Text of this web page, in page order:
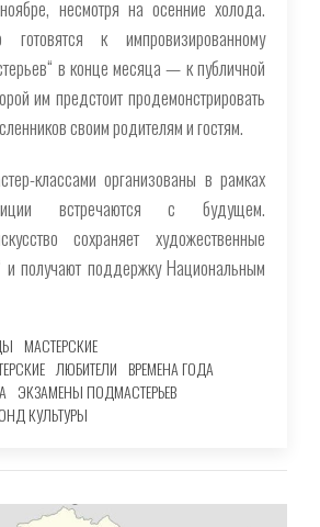
несмотря на осенние холода.
готовятся к импровизированному
в конце месяца — к публичной
им предстоит продемонстрировать
своим родителям и гостям.
классами организованы в рамках
встречаются с будущем.
сохраняет художественные
получают поддержку Национальным
МАСТЕРСКИЕ
ЛЮБИТЕЛИ ВРЕМЕНА ГОДА
ЭКЗАМЕНЫ ПОДМАСТЕРЬЕВ
КУЛЬТУРЫ